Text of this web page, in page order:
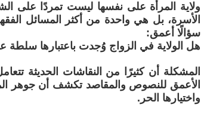
ولاية المرأة على نفسها ليست تمردًا على
الأسرة، بل هي واحدة من أكثر المسائل
سؤالًا أعمق:
هل الولاية في الزواج وُجدت باعتبارها سلطة
المشكلة أن كثيرًا من النقاشات الحديثة
الأعمق للنصوص والمقاصد تكشف أن جوهر
واختيارها الحر.